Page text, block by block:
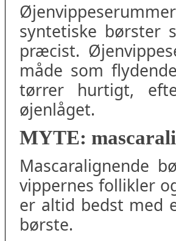
syntetiske børster
præcist.
måde som
tørrer hurtigt,
øjenlåget.
MYTE:
Mascaralignende
vippernes follikler
er altid bedst med
børste.